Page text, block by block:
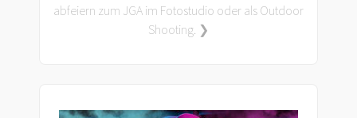
abfeiern zum JGA im Fotostudio oder als Outdoor
Shooting. ❯